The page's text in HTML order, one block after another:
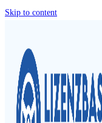
Skip to content